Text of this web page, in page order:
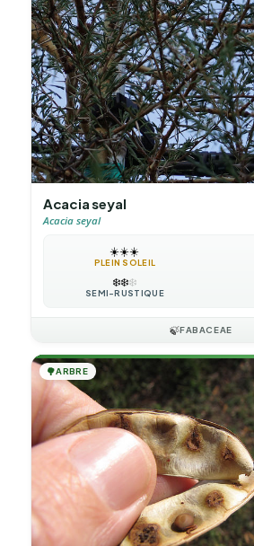
Acacia seyal
Acacia seyal
☀️☀️☀️
PLEIN SOLEIL
❄️❄️❄️
SEMI-RUSTIQUE
🍃FABACEAE
🌳ARBRE